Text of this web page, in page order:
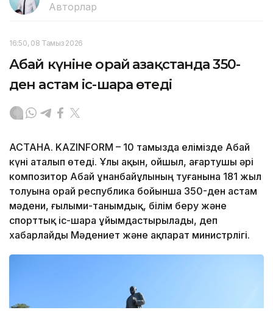
Авторлар
16:50, 08 Тамыз 2026
Абай күніне орай Қазақстанда 350-
ден астам іс-шара өтеді
АСТАНА. KAZINFORM – 10 тамызда елімізде Абай
күні аталып өтеді. Ұлы ақын, ойшыл, ағартушы әрі
композитор Абай Құнанбайұлының туғанына 181 жыл
толуына орай республика бойынша 350-ден астам
мәдени, ғылыми-танымдық, білім беру және
спорттық іс-шара ұйымдастырылады, деп
хабарлайды Мәдениет және ақпарат министрлігі.